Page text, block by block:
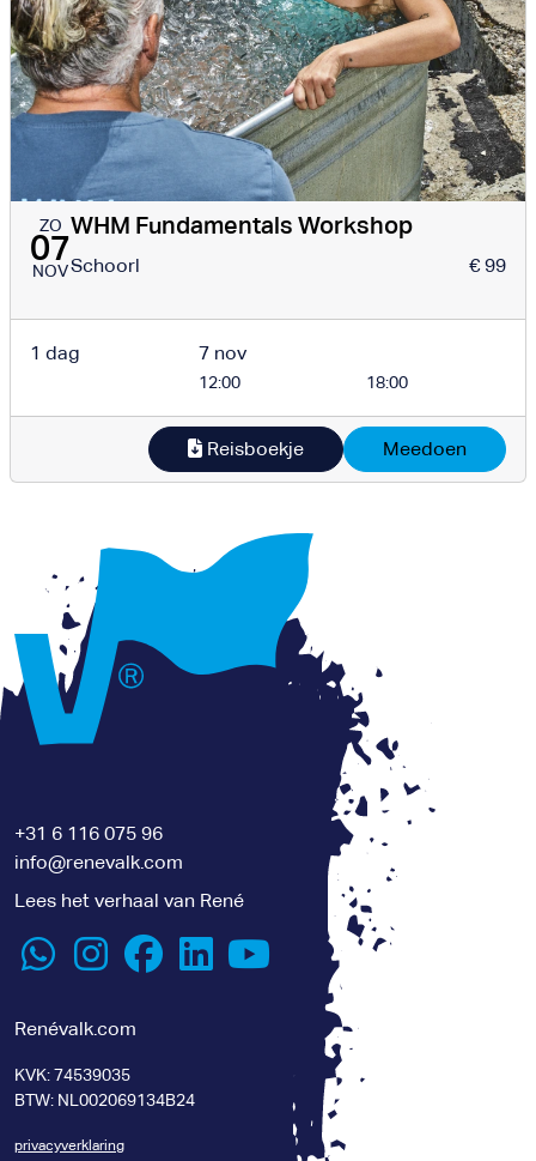
ZO
07
NOV
WHM Fundamentals Workshop
Schoorl € 99
1 dag 7 nov
12:00 18:00
Reisboekje Meedoen
+31 6 116 075 96
info@renevalk.com
Lees het verhaal van René
Renévalk.com
KVK: 74539035
BTW: NL002069134B24
privacyverklaring